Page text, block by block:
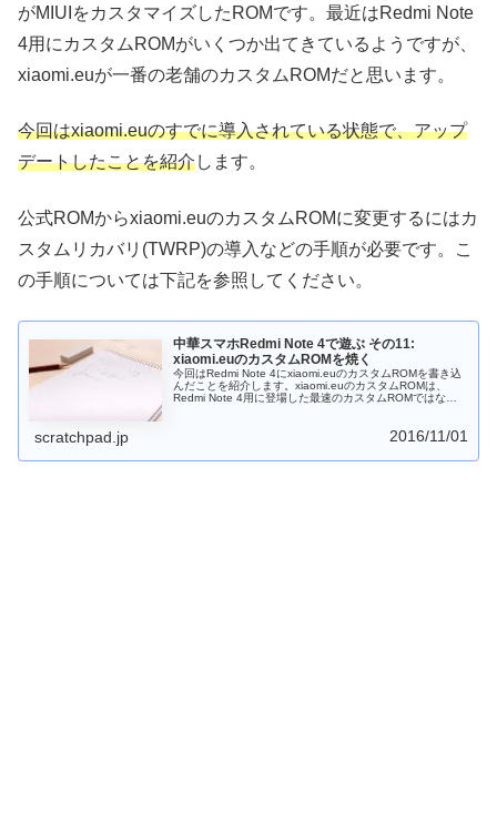
がMIUIをカスタマイズしたROMです。最近はRedmi Note
4用にカスタムROMがいくつか出てきているようですが、
xiaomi.euが一番の老舗のカスタムROMだと思います。
今回はxiaomi.euのすでに導入されている状態で、アップ
デートしたことを紹介します。
公式ROMからxiaomi.euのカスタムROMに変更するにはカ
スタムリカバリ(TWRP)の導入などの手順が必要です。こ
の手順については下記を参照してください。
中華スマホRedmi Note 4で遊ぶ その11:
xiaomi.euのカスタムROMを焼く
今回はRedmi Note 4にxiaomi.euのカスタムROMを書き込
んだことを紹介します。xiaomi.euのカスタムROMは、
Redmi Note 4用に登場した最速のカスタムROMではない
scratchpad.jp 2016/11/01